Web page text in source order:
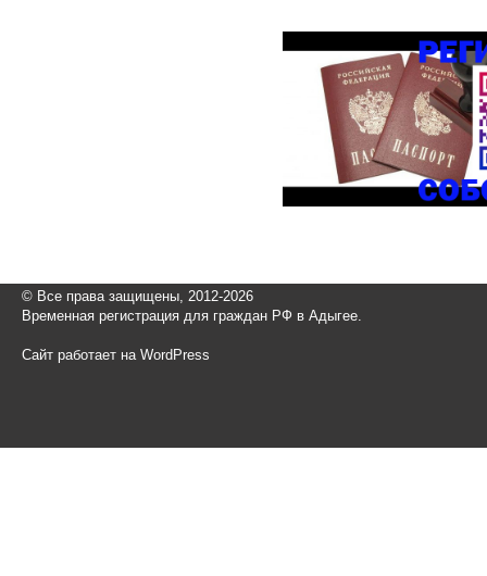
© Все права защищены, 2012-2026
Временная регистрация для граждан РФ в Адыгее.
Сайт работает на WordPress